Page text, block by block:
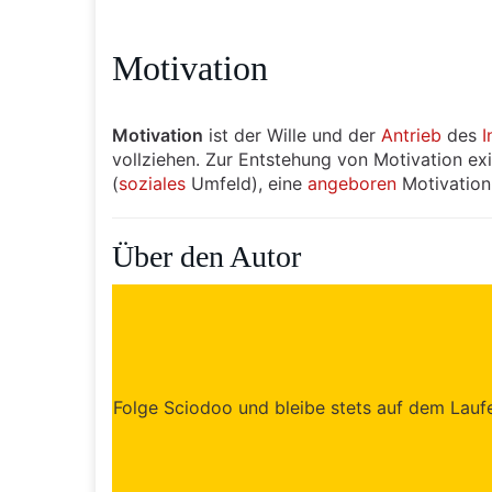
Motivation
Motivation ist der Wille und der Antrieb des
vollziehen. Zur Entstehung von Motivation
(soziales Umfeld), eine angeboren
Über den Autor
Folge Sciodoo und bleibe stets auf dem